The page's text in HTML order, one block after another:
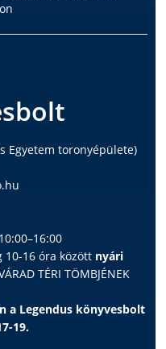
Egyetem toronyépülete)
16 óra között nyári
TÉRI TÖMBJÉNEK
a Legendus könyvesbolt
19.